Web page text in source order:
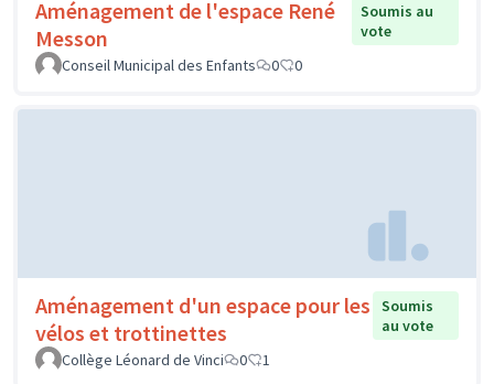
Aménagement de l'espace René
Messon
Soumis au
vote
Conseil Municipal des Enfants
0 0
Aménagement d'un espace pour les
vélos et trottinettes
Soumis
au vote
Collège Léonard de Vinci
0 1